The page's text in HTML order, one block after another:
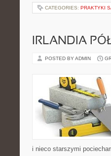
CATEGORIES: PRAKTYKI
IRLANDIA
POSTED BY ADMIN
i nieco starszymi